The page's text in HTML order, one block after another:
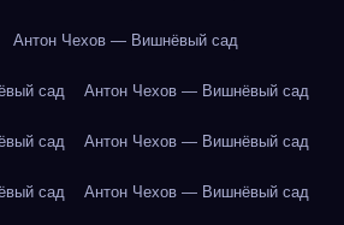
Антон Чехов — Вишнёвый сад
сад Антон Чехов — Вишнёвый сад
сад Антон Чехов — Вишнёвый сад
сад Антон Чехов — Вишнёвый сад